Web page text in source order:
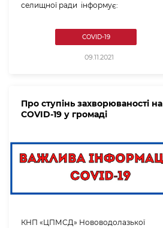
селищної ради інформує:
COVID-19
09.11.2021
Про ступінь захворюваності на
COVID-19 у громаді
КНП «ЦПМСД» Нововодолазької